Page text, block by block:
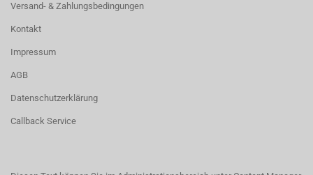
Versand- & Zahlungsbedingungen
Kontakt
Impressum
AGB
Datenschutzerklärung
Callback Service